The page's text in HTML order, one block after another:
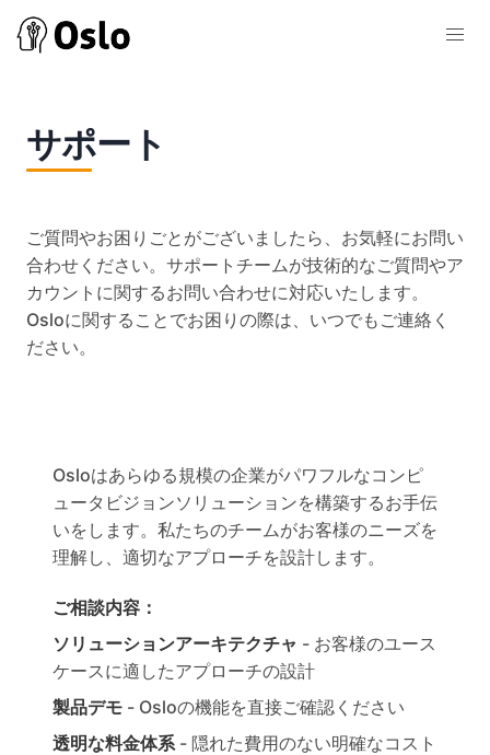
サポート
ご質問やお困りごとがございましたら、お気軽にお問い
合わせください。サポートチームが技術的なご質問やア
カウントに関するお問い合わせに対応いたします。
Osloに関することでお困りの際は、いつでもご連絡く
ださい。
Osloはあらゆる規模の企業がパワフルなコンピ
ュータビジョンソリューションを構築するお手伝
いをします。私たちのチームがお客様のニーズを
理解し、適切なアプローチを設計します。
ご相談内容：
ソリューションアーキテクチャ - お客様のユース
ケースに適したアプローチの設計
製品デモ - Osloの機能を直接ご確認ください
透明な料金体系- 隠れた費用のない明確なコスト